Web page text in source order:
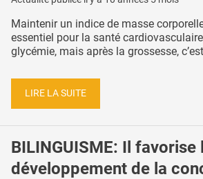
Maintenir un indice de masse
essentiel pour la santé
glycémie, mais après la grossesse,
LIRE LA SUITE
BILINGUISME: Il favorise
développement de la